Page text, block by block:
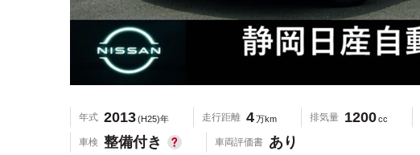
年式 2013(H25)年 走行距離 4万km 排気量 1200cc
車検 整備付き 車両評価書 あり